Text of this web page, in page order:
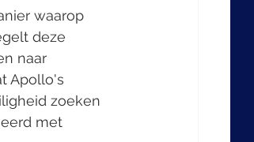
waarop
deze
naar
Apollo's
zoeken
met